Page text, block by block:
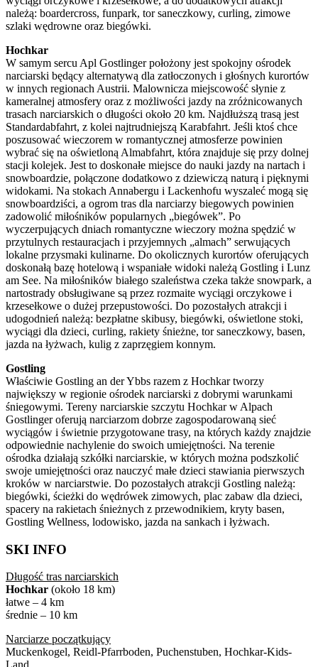
należą: boardercross, funpark, tor saneczkowy, curling, zimowe
szlaki wędrowne oraz biegówki.
Hochkar
W samym sercu Apl Gostlinger położony jest spokojny ośrodek
narciarski będący alternatywą dla zatłoczonych i głośnych kurortów
w innych regionach Austrii. Malownicza miejscowość słynie z
kameralnej atmosfery oraz z możliwości jazdy na zróżnicowanych
trasach narciarskich o długości około 20 km. Najdłuższą trasą jest
Standardabfahrt, z kolei najtrudniejszą Karabfahrt. Jeśli ktoś chce
poszusować wieczorem w romantycznej atmosferze powinien
wybrać się na oświetloną Almabfahrt, która znajduje się przy dolnej
stacji kolejek. Jest to doskonałe miejsce do nauki jazdy na nartach i
snowboardzie, połączone dodatkowo z dziewiczą naturą i pięknymi
widokami. Na stokach Annabergu i Lackenhofu wyszaleć mogą się
snowboardziści, a ogrom tras dla narciarzy biegowych powinien
zadowolić miłośników popularnych „biegówek”. Po
wyczerpujących dniach romantyczne wieczory można spędzić w
przytulnych restauracjach i przyjemnych „almach” serwujących
lokalne przysmaki kulinarne. Do okolicznych kurortów oferujących
doskonałą bazę hotelową i wspaniałe widoki należą Gostling i Lunz
am See. Na miłośników białego szaleństwa czeka także snowpark, a
nartostrady obsługiwane są przez rozmaite wyciągi orczykowe i
krzesełkowe o dużej przepustowości. Do pozostałych atrakcji i
udogodnień należą: bezpłatne skibusy, biegówki, oświetlone stoki,
wyciągi dla dzieci, curling, rakiety śnieżne, tor saneczkowy, basen,
jazda na łyżwach, kulig z zaprzęgiem konnym.
Gostling
Właściwie Gostling an der Ybbs razem z Hochkar tworzy
największy w regionie ośrodek narciarski z dobrymi warunkami
śniegowymi. Tereny narciarskie szczytu Hochkar w Alpach
Gostlinger oferują narciarzom dobrze zagospodarowaną sieć
wyciągów i świetnie przygotowane trasy, na których każdy znajdzie
odpowiednie nachylenie do swoich umiejętności. Na terenie
ośrodka działają szkółki narciarskie, w których można podszkolić
swoje umiejętności oraz nauczyć małe dzieci stawiania pierwszych
kroków w narciarstwie. Do pozostałych atrakcji Gostling należą:
biegówki, ścieżki do wędrówek zimowych, plac zabaw dla dzieci,
spacery na rakietach śnieżnych z przewodnikiem, kryty basen,
Gostling Wellness, lodowisko, jazda na sankach i łyżwach.
SKI INFO
Długość tras narciarskich
Hochkar (około 18 km)
łatwe – 4 km
średnie – 10 km
Narciarze początkujący
Muckenkogel, Reidl-Pfarrboden, Puchenstuben, Hochkar-Kids-